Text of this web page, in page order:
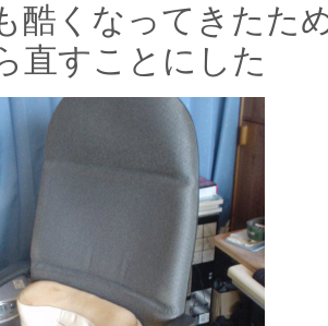
酷くなってきたた
直すことにした